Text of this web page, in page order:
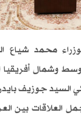
محمد شياع
وشمال أفريقيا
السيد جوزيف
العلاقات بين